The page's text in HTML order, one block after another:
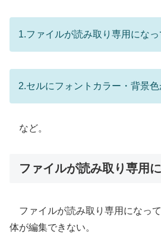
1.ファイルが読み取り専用になっ
2.セルにフォントカラー・背景色
など。
ファイルが読み取り専用
ファイルが読み取り専用になっ
体が編集できない。